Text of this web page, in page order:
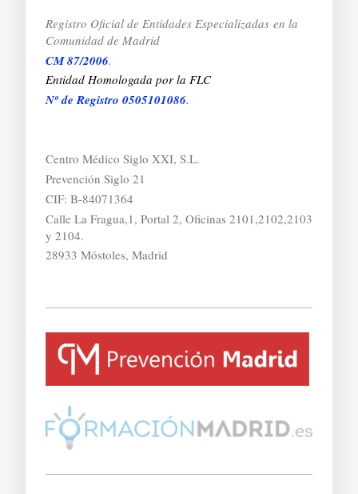
Registro Oficial de Entidades Especializadas en la
Comunidad de Madrid
CM 87/2006.
Entidad Homologada por la FLC
Nº de Registro 0505101086.
Centro Médico Siglo XXI, S.L.
Prevención Siglo 21
CIF: B-84071364
Calle La Fragua,1, Portal 2, Oficinas 2101,2102,2103
y 2104.
28933 Móstoles, Madrid